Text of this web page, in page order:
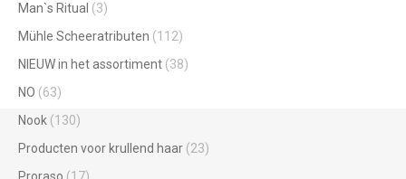
Man`s Ritual (3)
Mühle Scheeratributen (112)
NIEUW in het assortiment (38)
NO (63)
Nook (130)
Producten voor krullend haar (23)